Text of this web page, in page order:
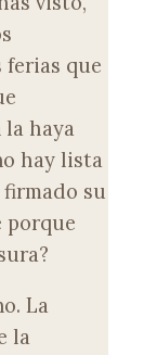
ferias que
haya
hay lista
su
porque
La
la